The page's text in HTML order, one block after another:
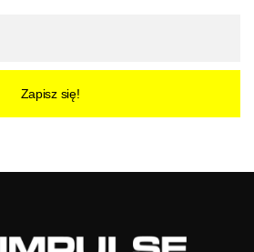
Zapisz się!